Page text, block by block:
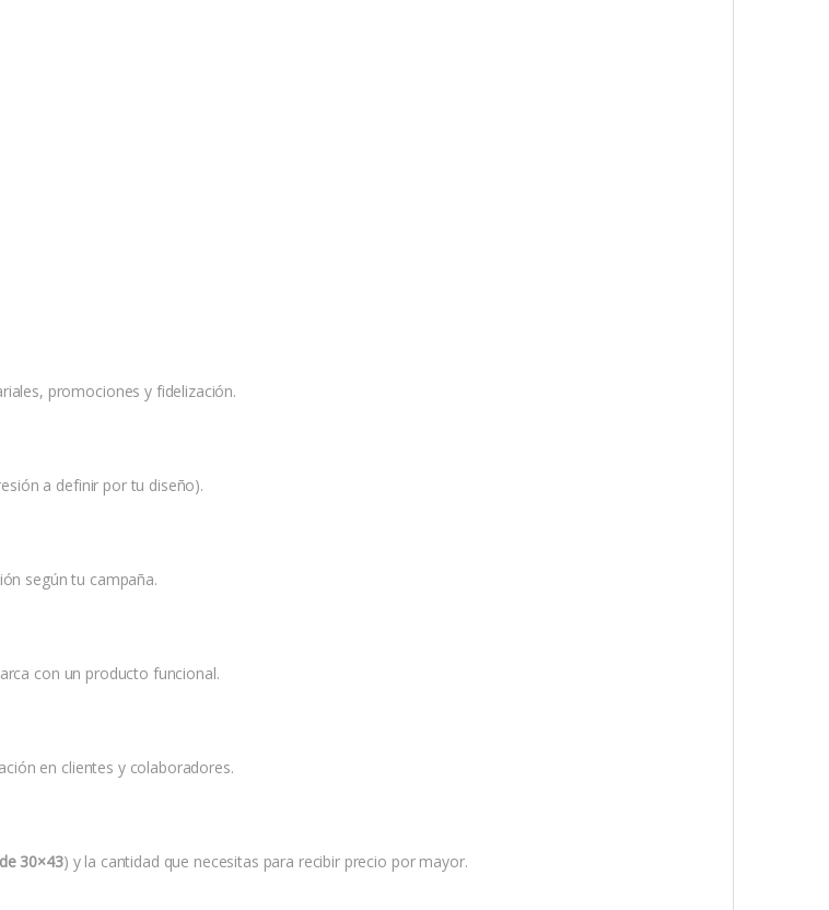
promociones y fidelización.
a definir por tu diseño).
según tu campaña.
con un producto funcional.
en clientes y colaboradores.
30×43) y la cantidad que necesitas para recibir precio por mayor.